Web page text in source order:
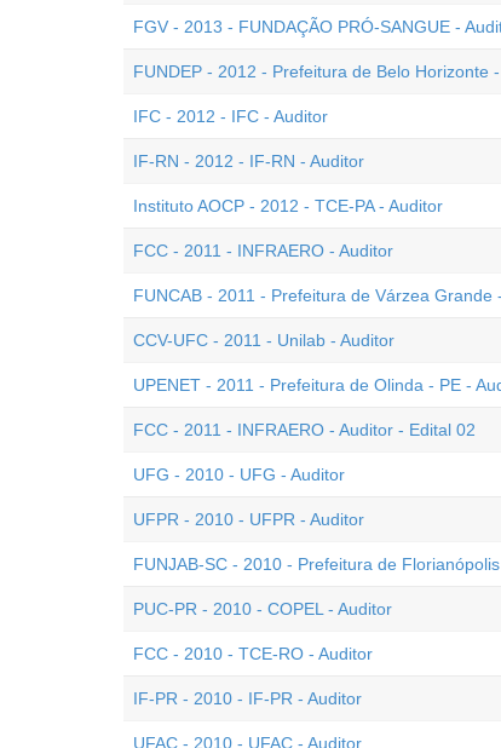
FGV - 2013 - FUNDAÇÃO PRÓ-SANGUE -
FUNDEP - 2012 - Prefeitura de Belo Horizonte
IFC - 2012 - IFC - Auditor
IF-RN - 2012 - IF-RN - Auditor
Instituto AOCP - 2012 - TCE-PA - Auditor
FCC - 2011 - INFRAERO - Auditor
FUNCAB - 2011 - Prefeitura de Várzea Grande
CCV-UFC - 2011 - Unilab - Auditor
UPENET - 2011 - Prefeitura de Olinda - PE -
FCC - 2011 - INFRAERO - Auditor - Edital 02
UFG - 2010 - UFG - Auditor
UFPR - 2010 - UFPR - Auditor
FUNJAB-SC - 2010 - Prefeitura de
PUC-PR - 2010 - COPEL - Auditor
FCC - 2010 - TCE-RO - Auditor
IF-PR - 2010 - IF-PR - Auditor
UFAC - 2010 - UFAC - Auditor